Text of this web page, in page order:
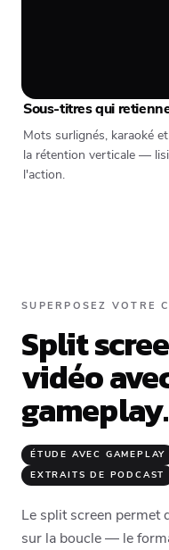
Sous-titres qui
Mots surlignés, karaoké
la rétention verticale —
l'action.
SUPERPOSEZ VOTRE
Split
vidéo
gameplay.
ÉTUDE AVEC GAMEPLAY
EXTRAITS DE PODCAST
Le split screen permet
sur la boucle — le